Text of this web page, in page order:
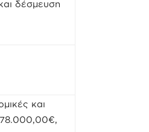
δέσμευση
και